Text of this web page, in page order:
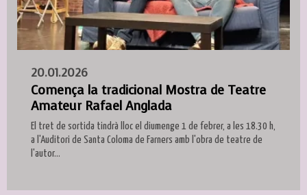
20.01.2026
Comença la tradicional Mostra de Teatre
Amateur Rafael Anglada
El tret de sortida tindrà lloc el diumenge 1 de febrer, a les 18.30 h,
a l'Auditori de Santa Coloma de Farners amb l'obra de teatre de
l'autor...